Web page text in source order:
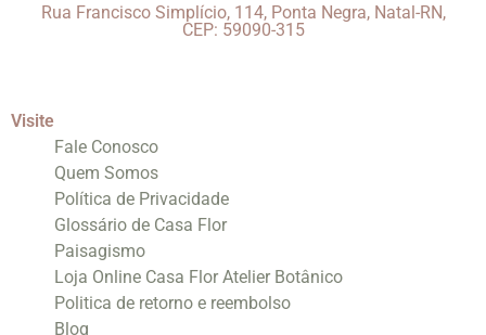
Rua Francisco Simplício, 114, Ponta Negra, Natal-RN,
CEP: 59090-315
Visite
Fale Conosco
Quem Somos
Política de Privacidade
Glossário de Casa Flor
Paisagismo
Loja Online Casa Flor Atelier Botânico
Politica de retorno e reembolso
Blog